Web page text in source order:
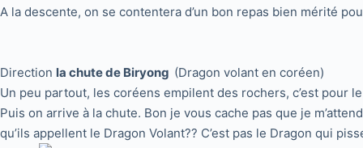
A la descente, on se contentera d’un bon repas bien mérité
Direction la chute de Biryong (Dragon volant en coréen)
Un peu partout, les coréens empilent des rochers, c’est pour
Puis on arrive à la chute. Bon je vous cache pas que je
qu’ils appellent le Dragon Volant?? C’est pas le Dragon qui